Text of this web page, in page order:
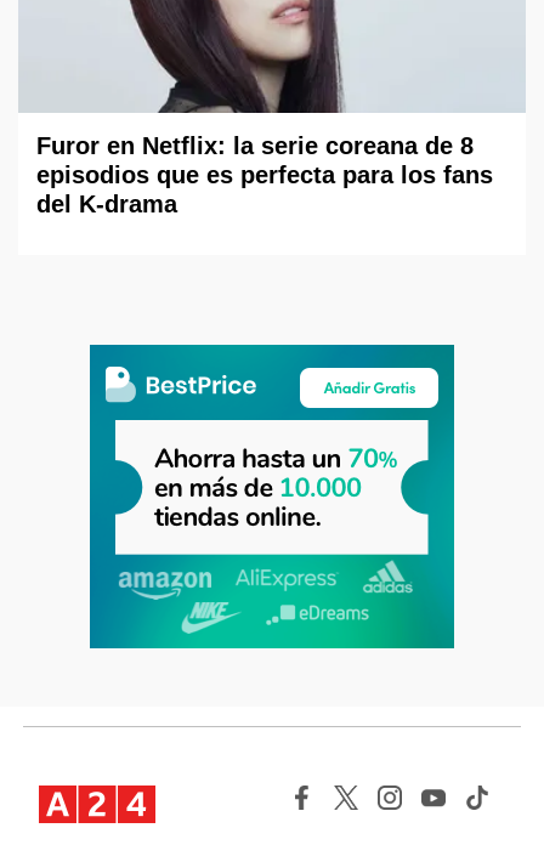
Furor en Netflix: la serie coreana de 8
episodios que es perfecta para los fans
del K-drama